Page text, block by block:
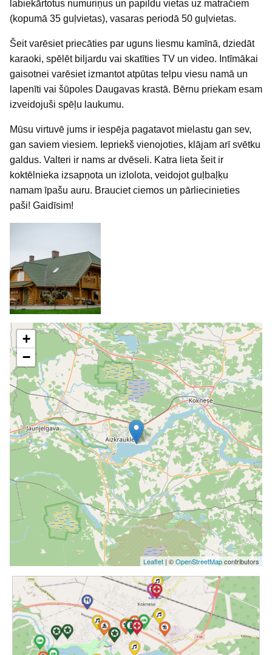
labiekārtotus numuriņus un papildu vietas uz matračiem
(kopumā 35 guļvietas), vasaras periodā 50 guļvietas.
Šeit varēsiet priecāties par uguns liesmu kamīnā, dziedāt
karaoki, spēlēt biljardu vai skatīties TV un video. Intīmākai
gaisotnei varēsiet izmantot atpūtas telpu viesu namā un
lapenīti vai šūpoles Daugavas krastā. Bērnu priekam esam
izveidojuši spēļu laukumu.
Mūsu virtuvē jums ir iespēja pagatavot mielastu gan sev,
gan saviem viesiem. Iepriekš vienojoties, klājam arī svētku
galdus. Valteri ir nams ar dvēseli. Katra lieta šeit ir
koktēlnieka izsapņota un izlolota, veidojot guļbaļķu
namam īpašu auru. Brauciet ciemos un pārliecinieties
paši! Gaidīsim!
+
−
Leaflet | ©OpenStreetMapcontributors